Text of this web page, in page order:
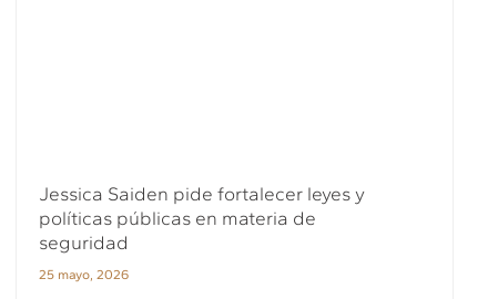
Jessica Saiden pide fortalecer leyes y
políticas públicas en materia de
seguridad
25 mayo, 2026